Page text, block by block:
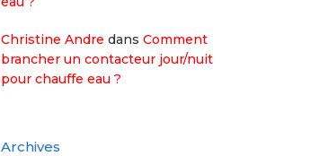
Christine Andre dans Comment
brancher un contacteur jour/nuit
pour chauffe eau ?
Archives